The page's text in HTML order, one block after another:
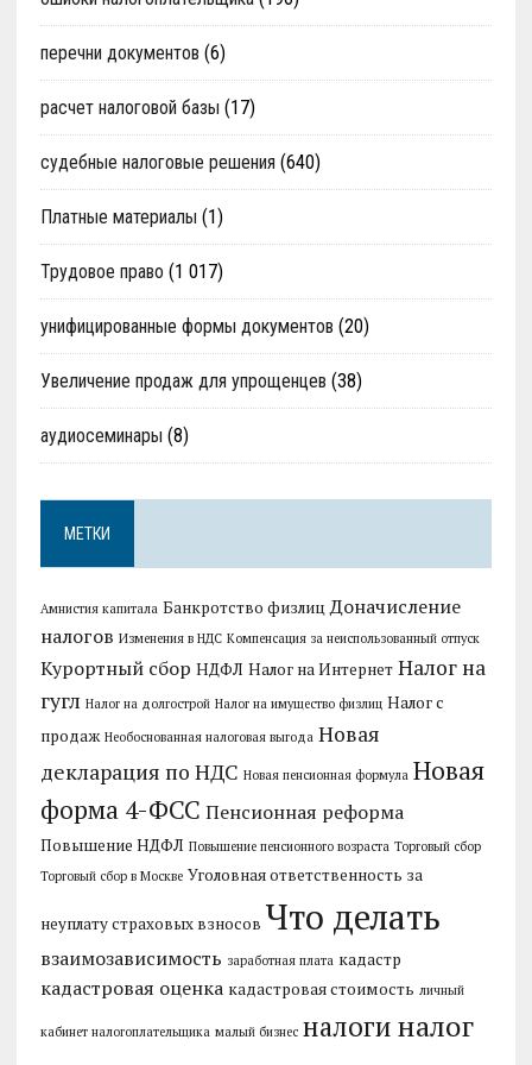
перечни документов (6)
расчет налоговой базы (17)
судебные налоговые решения (640)
Платные материалы (1)
Трудовое право (1 017)
унифицированные формы документов (20)
Увеличение продаж для упрощенцев (38)
аудиосеминары (8)
МЕТКИ
Амнистия капитала Банкротство физлиц Доначисление
налогов Изменения в НДС Компенсация за неиспользованный отпуск
Курортный сбор НДФЛ Налог на Интернет Налог на
гугл Налог на долгострой Налог на имущество физлиц Налог с
продаж Необоснованная налоговая выгода Новая
декларация по НДС Новая пенсионная формула Новая
форма 4-ФСС Пенсионная реформа
Повышение НДФЛ Повышение пенсионного возраста Торговый сбор
Торговый сбор в Москве Уголовная ответственность за
неуплату страховых взносов Что делать
взаимозависимость заработная плата кадастр
кадастровая оценка кадастровая стоимость личный
кабинет налогоплательщика малый бизнес налоги налог